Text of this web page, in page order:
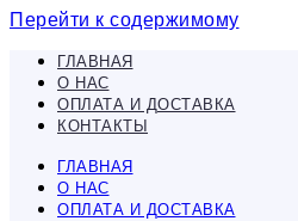
Перейти к содержимому
ГЛАВНАЯ
О НАС
ОПЛАТА И ДОСТАВКА
КОНТАКТЫ
ГЛАВНАЯ
О НАС
ОПЛАТА И ДОСТАВКА